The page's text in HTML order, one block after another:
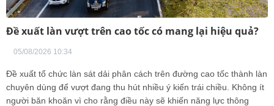
Đề xuất làn vượt trên cao tốc có mang lại hiệu quả?
05/08/2026 10:34
Đề xuất tổ chức làn sát dải phân cách trên đường cao tốc thành làn
chuyên dùng để vượt đang thu hút nhiều ý kiến trái chiều. Không ít
người băn khoăn vì cho rằng điều này sẽ khiến năng lực thông